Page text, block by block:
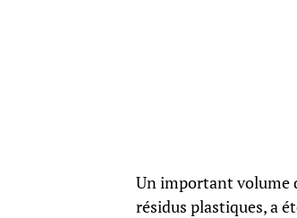
Un important volume
résidus plastiques, a